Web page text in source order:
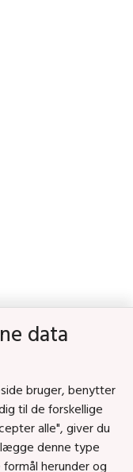
data
bruger, benytter
til de forskellige
alle", giver du
denne type
herunder og